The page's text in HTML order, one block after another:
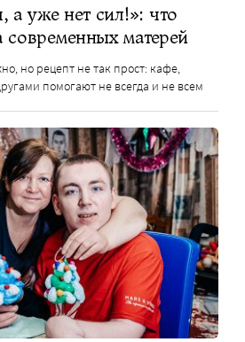
а уже нет сил!»: что
современных матерей
но рецепт не так прост: кафе,
помогают не всегда и не всем